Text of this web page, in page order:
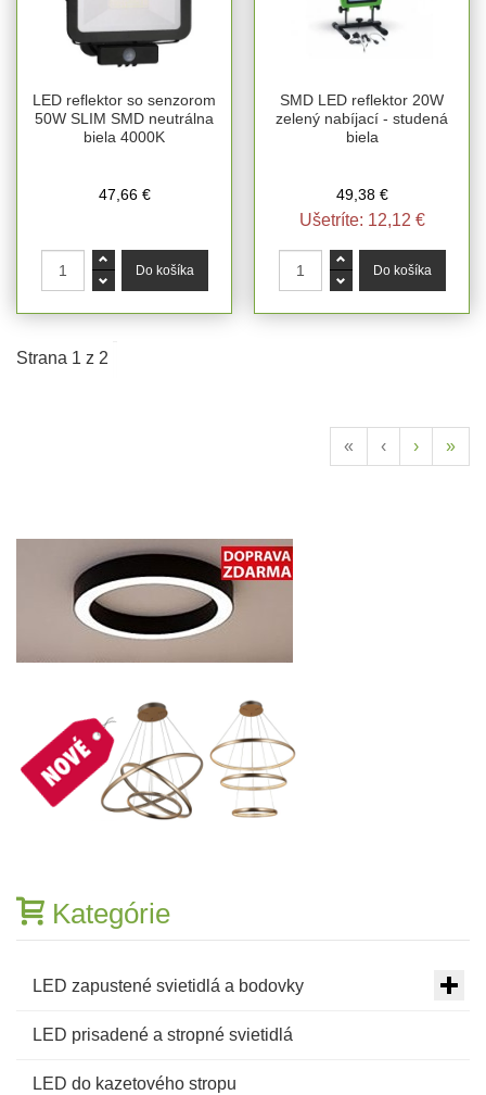
LED reflektor so senzorom
50W SLIM SMD neutrálna
biela 4000K
47,66 €
SMD LED reflektor 20W
zelený nabíjací - studená
biela
49,38 €
Ušetríte: 12,12 €
Strana 1 z 2
« ‹ › »
Kategórie
LED zapustené svietidlá a bodovky
LED prisadené a stropné svietidlá
LED do kazetového stropu